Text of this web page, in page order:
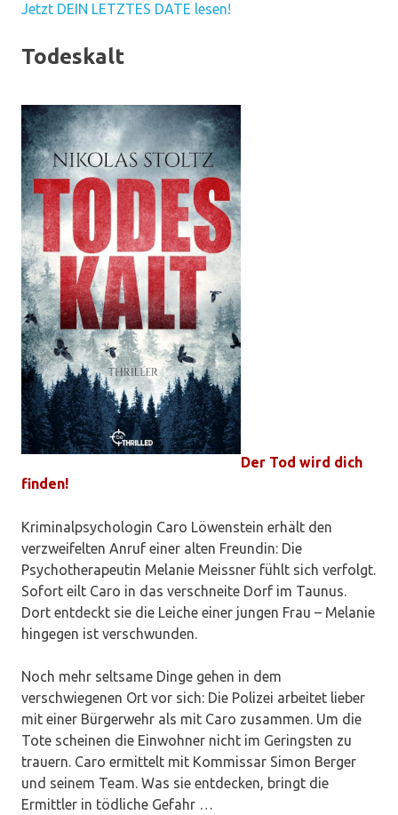
Jetzt DEIN LETZTES DATE lesen!
Todeskalt
Der Tod wird dich
finden!
Kriminalpsychologin Caro Löwenstein erhält den
verzweifelten Anruf einer alten Freundin: Die
Psychotherapeutin Melanie Meissner fühlt sich verfolgt.
Sofort eilt Caro in das verschneite Dorf im Taunus.
Dort entdeckt sie die Leiche einer jungen Frau – Melanie
hingegen ist verschwunden.
Noch mehr seltsame Dinge gehen in dem
verschwiegenen Ort vor sich: Die Polizei arbeitet lieber
mit einer Bürgerwehr als mit Caro zusammen. Um die
Tote scheinen die Einwohner nicht im Geringsten zu
trauern. Caro ermittelt mit Kommissar Simon Berger
und seinem Team. Was sie entdecken, bringt die
Ermittler in tödliche Gefahr …